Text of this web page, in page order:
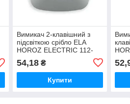
Вимикач 2-клавішний з
підсвіткою срібло ELA
HOROZ ELECTRIC 112-
54,18₴
Купити